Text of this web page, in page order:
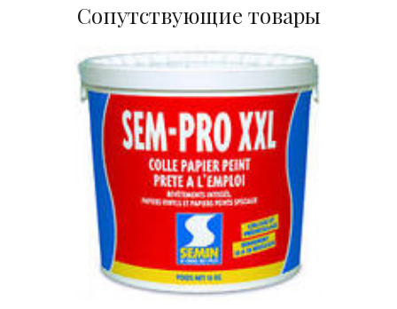
Сопутствующие товары